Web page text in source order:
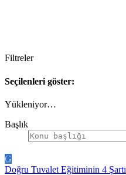
Filtreler
Seçilenleri göster:
Yükleniyor…
Başlık
G
Doğru Tuvalet Eğitiminin 4 Şartı